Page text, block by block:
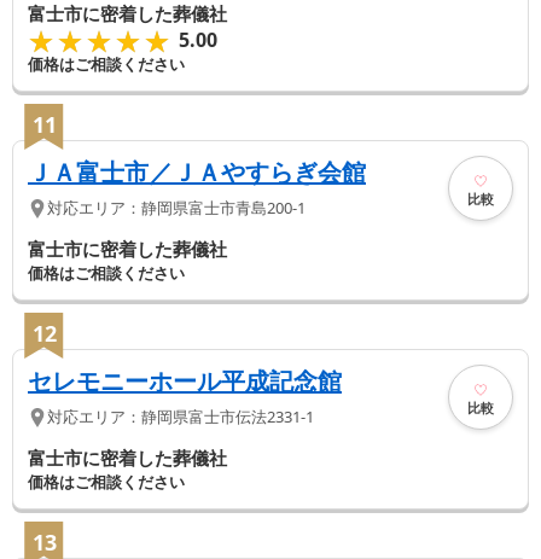
富士市に密着した葬儀社
★★★★★
★★★★★ 5.00
価格はご相談ください
11
ＪＡ富士市／ＪＡやすらぎ会館
対応エリア： 静岡県富士市青島200-1 比較
富士市に密着した葬儀社
価格はご相談ください
12
セレモニーホール平成記念館
対応エリア： 静岡県富士市伝法2331-1 比較
富士市に密着した葬儀社
価格はご相談ください
13